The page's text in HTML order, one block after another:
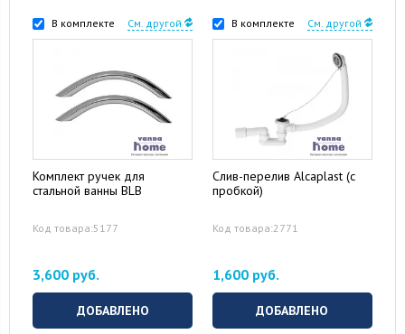
В комплекте См. другой
Комплект ручек для
стальной ванны BLB
Код товара:5177
3,600 руб.
ДОБАВЛЕНО
В комплекте См. другой
Слив-перелив Alcaplast (с
пробкой)
Код товара:2771
1,600 руб.
ДОБАВЛЕНО